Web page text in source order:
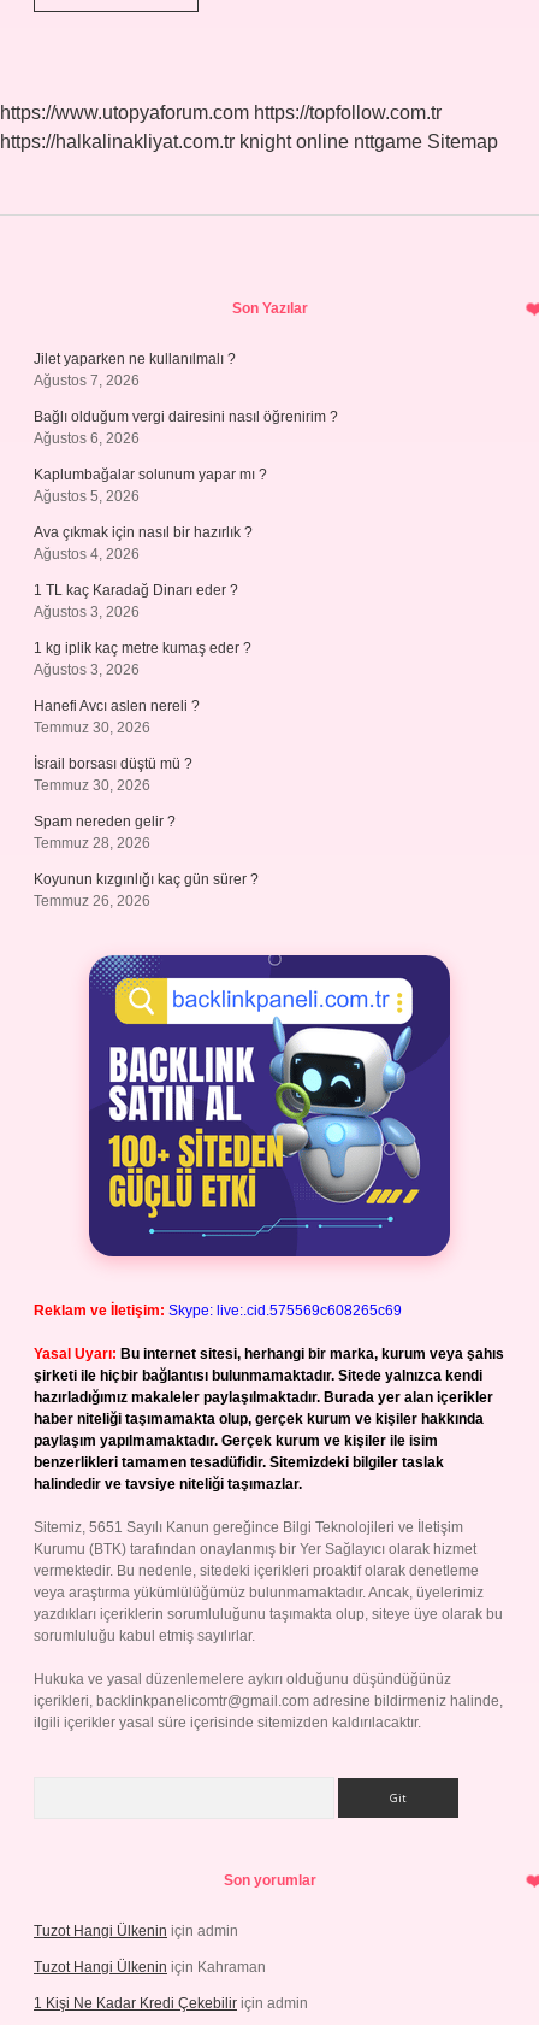
Mi
https://www.utopyaforum.com https://topfollow.com.tr
https://halkalinakliyat.com.tr knight online nttgame Sitemap
Son Yazılar
Jilet yaparken ne kullanılmalı ?
Ağustos 7, 2026
Bağlı olduğum vergi dairesini nasıl öğrenirim ?
Ağustos 6, 2026
Kaplumbağalar solunum yapar mı ?
Ağustos 5, 2026
Ava çıkmak için nasıl bir hazırlık ?
Ağustos 4, 2026
1 TL kaç Karadağ Dinarı eder ?
Ağustos 3, 2026
1 kg iplik kaç metre kumaş eder ?
Ağustos 3, 2026
Hanefi Avcı aslen nereli ?
Temmuz 30, 2026
İsrail borsası düştü mü ?
Temmuz 30, 2026
Spam nereden gelir ?
Temmuz 28, 2026
Koyunun kızgınlığı kaç gün sürer ?
Temmuz 26, 2026
Reklam ve İletişim: Skype: live:.cid.575569c608265c69
Yasal Uyarı: Bu internet sitesi, herhangi bir marka, kurum veya şahıs
şirketi ile hiçbir bağlantısı bulunmamaktadır. Sitede yalnızca kendi
hazırladığımız makaleler paylaşılmaktadır. Burada yer alan içerikler
haber niteliği taşımamakta olup, gerçek kurum ve kişiler hakkında
paylaşım yapılmamaktadır. Gerçek kurum ve kişiler ile isim
benzerlikleri tamamen tesadüfidir. Sitemizdeki bilgiler taslak
halindedir ve tavsiye niteliği taşımazlar.
Sitemiz, 5651 Sayılı Kanun gereğince Bilgi Teknolojileri ve İletişim
Kurumu (BTK) tarafından onaylanmış bir Yer Sağlayıcı olarak hizmet
vermektedir. Bu nedenle, sitedeki içerikleri proaktif olarak denetleme
veya araştırma yükümlülüğümüz bulunmamaktadır. Ancak, üyelerimiz
yazdıkları içeriklerin sorumluluğunu taşımakta olup, siteye üye olarak bu
sorumluluğu kabul etmiş sayılırlar.
Hukuka ve yasal düzenlemelere aykırı olduğunu düşündüğünüz
içerikleri, backlinkpanelicomtr@gmail.com adresine bildirmeniz halinde,
ilgili içerikler yasal süre içerisinde sitemizden kaldırılacaktır.
Son yorumlar
Tuzot Hangi Ülkenin için admin
Tuzot Hangi Ülkenin için Kahraman
1 Kişi Ne Kadar Kredi Çekebilir için admin